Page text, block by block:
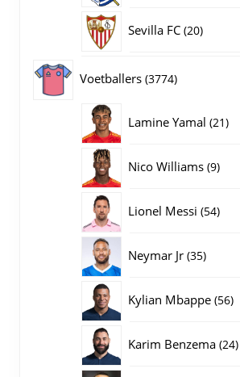
Sevilla FC 2020
Voetballers 37743774
Lamine Yamal 2121
Nico Williams 99
Lionel Messi 5454
Neymar Jr 3535
Kylian Mbappe 5656
Karim Benzema 2424